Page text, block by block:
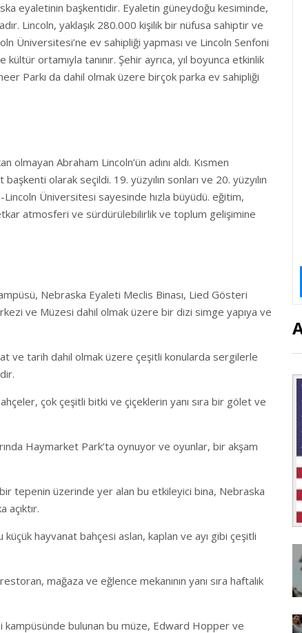
eyaletinin başkentidir. Eyaletin güneydoğu kesiminde,
Lincoln, yaklaşık 280.000 kişilik bir nüfusa sahiptir ve
Üniversitesi’ne ev sahipliği yapması ve Lincoln Senfoni
ortamıyla tanınır. Şehir ayrıca, yıl boyunca etkinlik
Parkı da dahil olmak üzere birçok parka ev sahipliği
Abraham Lincoln’ün adını aldı. Kısmen
olarak seçildi. 19. yüzyılın sonları ve 20. yüzyılın
Lincoln Üniversitesi sayesinde hızla büyüdü. eğitim,
atmosferi ve sürdürülebilirlik ve toplum gelişimine
Nebraska Eyaleti Meclis Binası, Lied Gösteri
ve Müzesi dahil olmak üzere bir dizi simge yapıya ve
ve tarih dahil olmak üzere çeşitli konularda sergilerle
çok çeşitli bitki ve çiçeklerin yanı sıra bir gölet ve
Haymarket Park’ta oynuyor ve oyunlar, bir akşam
tepenin üzerinde yer alan bu etkileyici bina, Nebraska
hayvanat bahçesi aslan, kaplan ve ayı gibi çeşitli
mağaza ve eğlence mekanının yanı sıra haftalık
bulunan bu müze, Edward Hopper ve